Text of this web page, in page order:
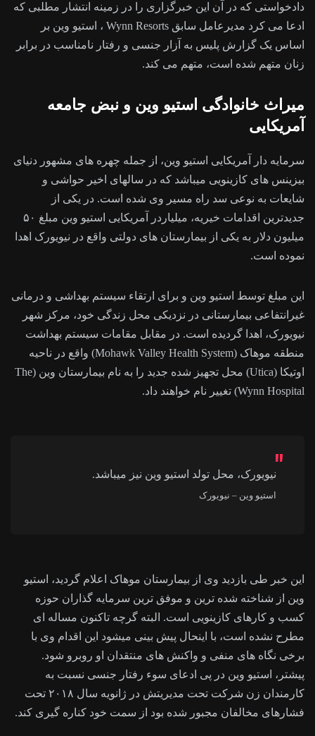
دادخواستی که در آن این خبرگزاری را در زمینه انتشار مطلبی که
ادعا می کرد مدیرعامل سابق Wynn Resorts ، استیو وین بر
اساس یک گزارش پلیس به آزار جنسی و رفتار نامناسب در برابر
زنان متهم شده است، متهم می کند.
میراث خانوادگی استیو وین و نبض جامعه
آمریکایی
سرمایه دار آمریکایی استیو وین، از جمله چهره های مشهور دنیای
بیزینس های کازینویی میباشد که در سالهای اخیر حواشی و
شایعات به نوعی سد راه مسیر وی شده است. در یکی از
جدیدترین اقدامات خیریه، میلیاردر آمریکایی استیو وین مبلغ ۵۰
میلیون دلار به یکی از بیمارستان های دولتی واقع در نیویورک اهدا
نموده است.
این مبلغ توسط استیو وین و برای ارتقاء سیستم بهداشی و درمانی
غیرانتفاعی بیمارستانی در نزدیکی محل زندگی خود، مرکز شهر
نیویورک، اهدا گردیده است. در مقابل مقامات سیستم بهداشت
منطقه موهاک (Mohawk Valley Health System) واقع در ناحیه
اوتیکا (Utica) محل تجهیز شده جدید را به نام بیمارستان وین (The
Wynn Hospital) تغییر نام خواهند داد.
نیویورک، محل تولد استیو وین نیز میباشد.
استیو وین – نیویورک
این خبر طی بازدید وی از بیمارستان موهاک اعلام گردید، استیو
وین از شناخته شده ترین و موفق ترین سرمایه گذاران حوزه
کسب و کارهای کازینویی است. البته گرچه تاکنون مساله ای
مطرح نشده است، با اینحال پیش بینی میشود این اقدام وی با
برخی نگاه های منفی و واکنش های منتقدان او روبرو شود.
پیشتر، استیو وین در پی ادعای سوء رفتار جنسی نسبت به
کارمندان زن شرکت تحت مدیریتش در ژانویه سال ۲۰۱۸ تحت
فشارهای مخالفان مجبور شده بود از سمت خود کناره گیری کند.